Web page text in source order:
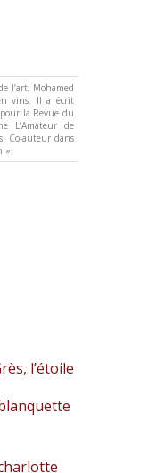
l’art, Mohamed
vins. Il a écrit
la Revue du
L’Amateur de
Co-auteur dans
».
l’étoile